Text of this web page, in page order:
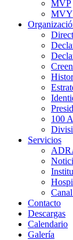
MVP
MVY
100
Servicios
Contacto
Descargas
Calendario
Galería